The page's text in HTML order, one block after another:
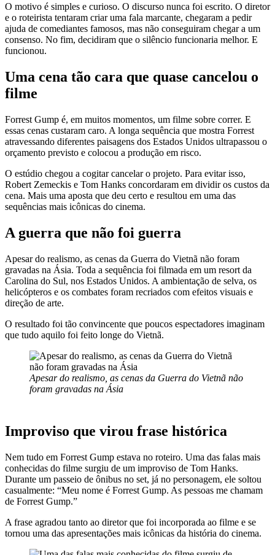
O motivo é simples e curioso. O discurso nunca foi escrito. O diretor
e o roteirista tentaram criar uma fala marcante, chegaram a pedir
ajuda de comediantes famosos, mas não conseguiram chegar a um
consenso. No fim, decidiram que o silêncio funcionaria melhor. E
funcionou.
Uma cena tão cara que quase cancelou o
filme
Forrest Gump é, em muitos momentos, um filme sobre correr. E
essas cenas custaram caro. A longa sequência que mostra Forrest
atravessando diferentes paisagens dos Estados Unidos ultrapassou o
orçamento previsto e colocou a produção em risco.
O estúdio chegou a cogitar cancelar o projeto. Para evitar isso,
Robert Zemeckis e Tom Hanks concordaram em dividir os custos da
cena. Mais uma aposta que deu certo e resultou em uma das
sequências mais icônicas do cinema.
A guerra que não foi guerra
Apesar do realismo, as cenas da Guerra do Vietnã não foram
gravadas na Ásia. Toda a sequência foi filmada em um resort da
Carolina do Sul, nos Estados Unidos. A ambientação de selva, os
helicópteros e os combates foram recriados com efeitos visuais e
direção de arte.
O resultado foi tão convincente que poucos espectadores imaginam
que tudo aquilo foi feito longe do Vietnã.
Apesar do realismo, as cenas da Guerra do Vietnã não
foram gravadas na Ásia
Improviso que virou frase histórica
Nem tudo em Forrest Gump estava no roteiro. Uma das falas mais
conhecidas do filme surgiu de um improviso de Tom Hanks.
Durante um passeio de ônibus no set, já no personagem, ele soltou
casualmente: “Meu nome é Forrest Gump. As pessoas me chamam
de Forrest Gump.”
A frase agradou tanto ao diretor que foi incorporada ao filme e se
tornou uma das apresentações mais icônicas da história do cinema.